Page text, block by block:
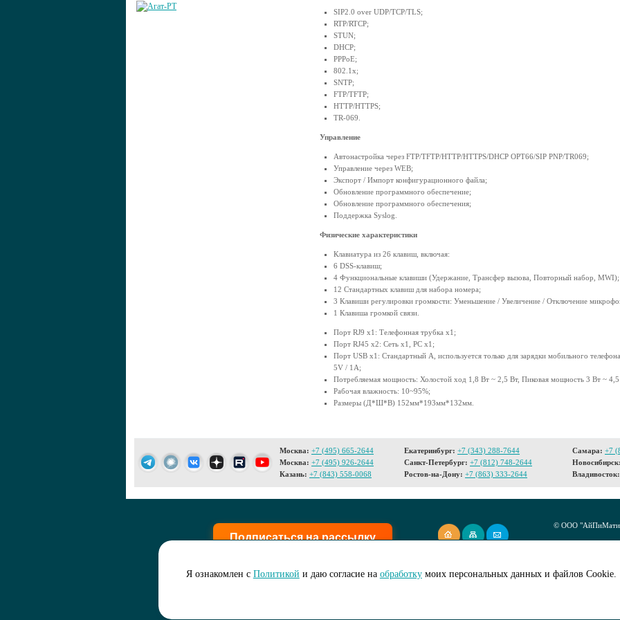
SIP2.0 over UDP/TCP/TLS;
RTP/RTCP;
STUN;
DHCP;
PPPoE;
802.1x;
SNTP;
FTP/TFTP;
HTTP/HTTPS;
TR-069.
Управление
Автонастройка через FTP/TFTP/HTTP/HTTPS/DHCP OPT66/SIP PNP/TR069;
Управление через WEB;
Экспорт / Импорт конфигурационного файла;
Обновление программного обеспечение;
Обновление программного обеспечения;
Поддержка Syslog.
Физические характеристики
Клавиатура из 26 клавиш, включая:
6 DSS-клавиш;
4 Функциональные клавиши (Удержание, Трансфер вызова, Повторный набор, MWI);
12 Стандартных клавиш для набора номера;
3 Клавиши регулировки громкости: Уменьшение / Увеличение / Отключение
1 Клавиша громкой связи.
Порт RJ9 x1: Телефонная трубка x1;
Порт RJ45 x2: Сеть x1, PC x1;
Порт USB x1: Стандартный A, используется только для зарядки мобильного
5V / 1A;
Потребляемая мощность: Холостой ход 1,8 Вт ~ 2,5 Вт, Пиковая мощность 3 Вт ~
Рабочая влажность: 10~95%;
Размеры (Д*Ш*В) 152мм*193мм*132мм.
Москва: +7 (495) 665-2644
Москва: +7 (495) 926-2644
Казань: +7 (843) 558-0068
Екатеринбург: +7 (343) 288-7644
Санкт-Петербург: +7 (812) 748-2644
Ростов-на-Дону: +7 (863) 333-2644
Самара: +7
Владивосток:
Подписаться на рассылку
© ООО
Я ознакомлен с Политикой и даю согласие на обработкумоих персональных данных и файлов Cookie.